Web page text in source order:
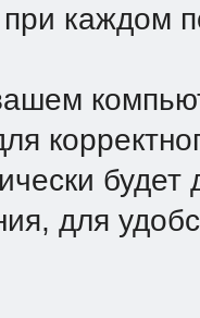
каждом
для